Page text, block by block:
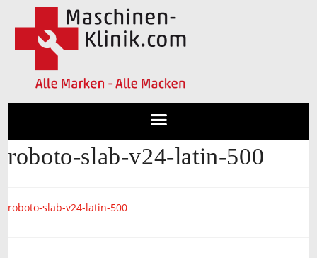
roboto-slab-v24-latin-500
roboto-slab-v24-latin-500